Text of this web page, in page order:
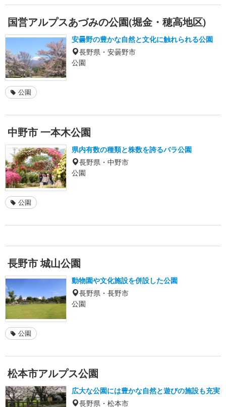
国営アルプスあづみの公園(堀金・穂高地区)
安曇野の豊かな自然と文化に触れられる公園
長野県・安曇野市
公園
公園
中野市 一本木公園
県内有数の種類と株数を誇るバラ公園
長野県・中野市
公園
公園
長野市 城山公園
動物園や文化施設を併設した公園
長野県・長野市
公園
公園
松本市アルプス公園
広大な公園には豊かな自然と遊びの施設も充実
長野県・松本市